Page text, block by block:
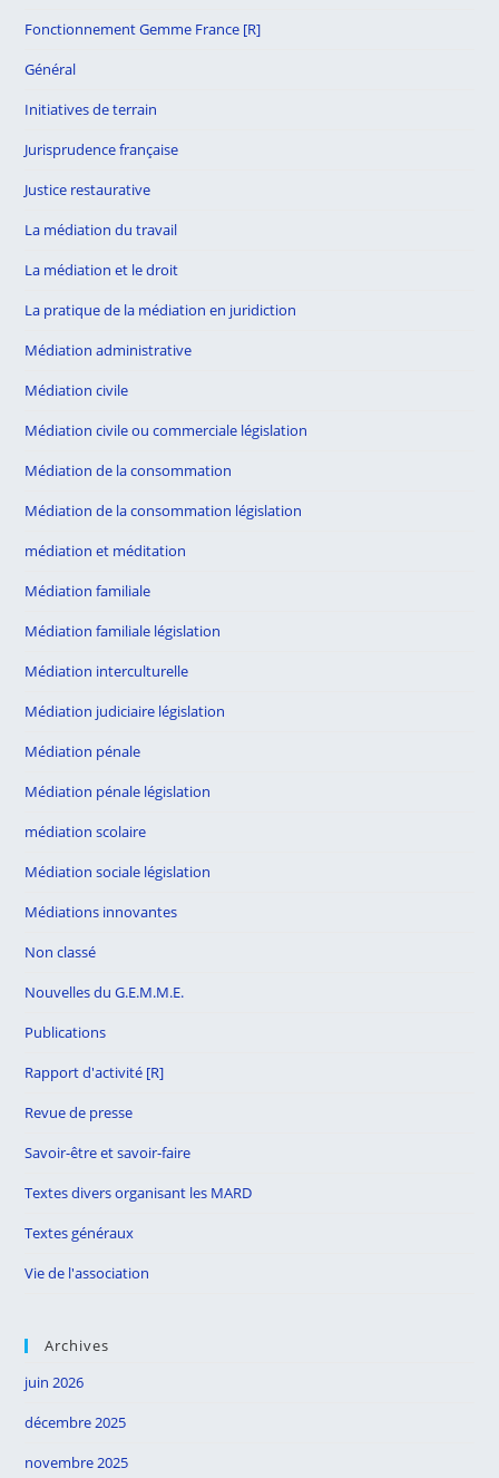
Fonctionnement Gemme France [R]
Général
Initiatives de terrain
Jurisprudence française
Justice restaurative
La médiation du travail
La médiation et le droit
La pratique de la médiation en juridiction
Médiation administrative
Médiation civile
Médiation civile ou commerciale législation
Médiation de la consommation
Médiation de la consommation législation
médiation et méditation
Médiation familiale
Médiation familiale législation
Médiation interculturelle
Médiation judiciaire législation
Médiation pénale
Médiation pénale législation
médiation scolaire
Médiation sociale législation
Médiations innovantes
Non classé
Nouvelles du G.E.M.M.E.
Publications
Rapport d'activité [R]
Revue de presse
Savoir-être et savoir-faire
Textes divers organisant les MARD
Textes généraux
Vie de l'association
Archives
juin 2026
décembre 2025
novembre 2025